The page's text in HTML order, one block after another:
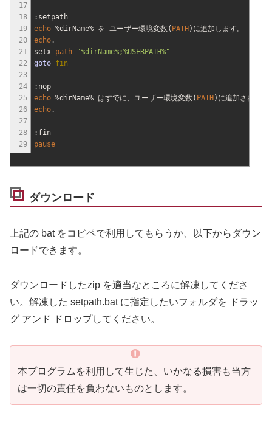
17
18
19
20
21
22
23
24
25
26
27
28
29
:setpath
echo %dirName% を ユーザー環境変数( PATH) に追加します。
echo.
setx path "%dirName%;%USERPATH%"
goto fin
:nop
echo %dirName% はすでに、ユーザー環境変数( PATH) に追加されてい
echo.
:fin
pause
ダウンロード
上記の bat をコピペで利用してもらうか、以下からダウン
ロードできます。
ダウンロードしたzip を適当なところに解凍してくださ
い。解凍した setpath.bat に指定したいフォルダを ドラッ
グ アンド ドロップしてください。
本プログラムを利用して生じた、いかなる損害も当方
は一切の責任を負わないものとします。